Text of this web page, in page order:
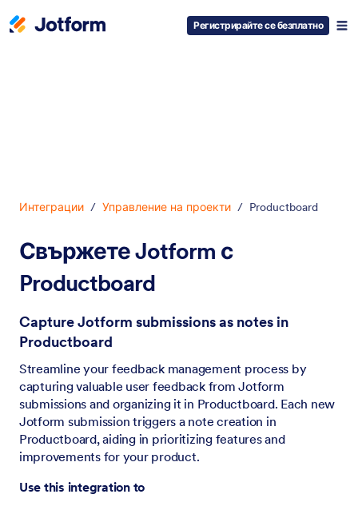
Регистрирайте се безплатно
Интеграции / Управление на проекти / Productboard
Свържете Jotform с
Productboard
Capture Jotform submissions as notes in
Productboard
Streamline your feedback management process by
capturing valuable user feedback from Jotform
submissions and organizing it in Productboard. Each new
Jotform submission triggers a note creation in
Productboard, aiding in prioritizing features and
improvements for your product.
Use this integration to